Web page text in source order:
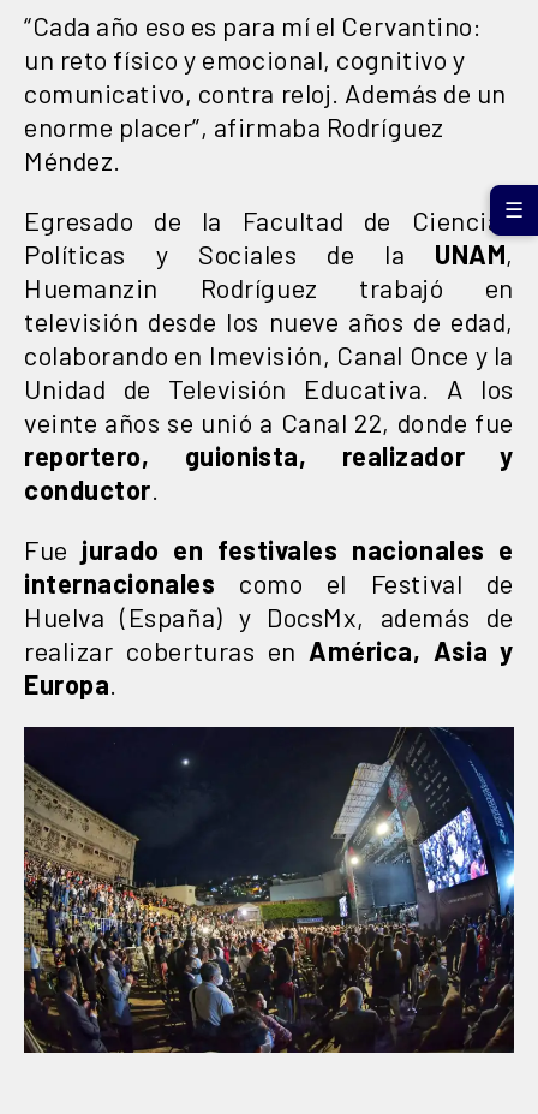
“Cada año eso es para mí el Cervantino:
un reto físico y emocional, cognitivo y
comunicativo, contra reloj. Además de un
enorme placer”, afirmaba Rodríguez
Méndez.
Egresado de la Facultad de Ciencias
Políticas y Sociales de la UNAM,
Huemanzin Rodríguez trabajó en
televisión desde los nueve años de edad,
colaborando en Imevisión, Canal Once y la
Unidad de Televisión Educativa. A los
veinte años se unió a Canal 22, donde fue
reportero, guionista, realizador y
conductor
Fue jurado en festivales nacionales e
internacionales como el Festival de
Huelva (España) y DocsMx, además de
realizar coberturas en América, Asia y
Europa
☰